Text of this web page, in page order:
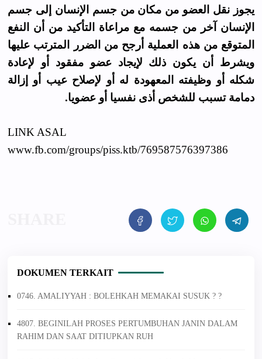
يجوز نقل العضو من مكان من جسم الإنسان إلى جسم
الإنسان آخر من جسمه مع مراعاة التأكيد من أن النفع
المتوقع من هذه العملية أرجح من الضرر المترتب عليها
ويشرط أن يكون ذلك لإيجاد عضو مفقود أو لإعادة
شكله أو وظيفته المعهودة له أو لإصلاح عيب أو إزالة
دمامة تسبب للشخص أذى نفسيا أو عضويا.
LINK ASAL
www.fb.com/groups/piss.ktb/769587576397386
DOKUMEN TERKAIT
0746. AMALIYYAH : BOLEHKAH MEMAKAI SUSUK ? ?
4807. BEGINILAH PROSES PERTUMBUHAN JANIN DALAM
RAHIM DAN SAAT DITIUPKAN RUH